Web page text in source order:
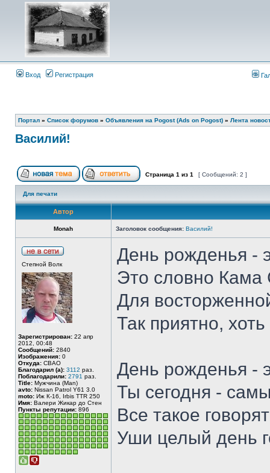
Вход Регистрация
Портал » Список форумов » Объявления на Pogost (Ads on Pogost) » Лента
Василий!
Страница 1 из 1 [ Сообщений: 2 ]
Для печати
Автор
Monah Заголовок сообщения: Василий!
Степной Волк
Зарегистрирован: 22 апр
2012, 00:48
Сообщений: 2840
Изображения: 0
Откуда: СВАО
Благодарил (а): 3112 раз.
Поблагодарили: 2791 раз.
Title: Мужчина (Man)
avto: Nissan Patrol Y61 3.0
moto: Иж К-16, Irbis TTR 250
Имя: Валери Жикар до Стен
Пункты репутации: 896
День рожденья -
Это словно Кама
Для
Так приятно,
День рожденья -
Ты сегодня -
Все такое
Уши целый день